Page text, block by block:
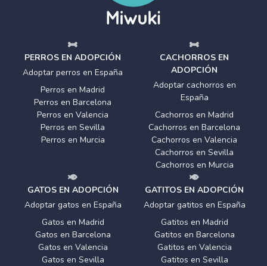
PERROS EN ADOPCIÓN
Adoptar perros en España
Perros en Madrid
Perros en Barcelona
Perros en Valencia
Perros en Sevilla
Perros en Murcia
CACHORROS EN
ADOPCIÓN
Adoptar cachorros en
España
Cachorros en Madrid
Cachorros en Barcelona
Cachorros en Valencia
Cachorros en Sevilla
Cachorros en Murcia
GATOS EN ADOPCIÓN
Adoptar gatos en España
Gatos en Madrid
Gatos en Barcelona
Gatos en Valencia
Gatos en Sevilla
GATITOS EN ADOPCIÓN
Adoptar gatitos en España
Gatitos en Madrid
Gatitos en Barcelona
Gatitos en Valencia
Gatitos en Sevilla